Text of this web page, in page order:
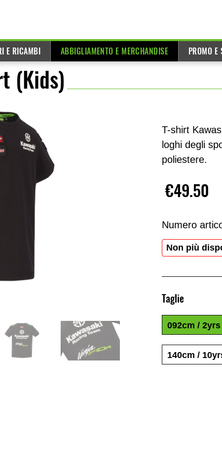
E RICAMBI ABBIGLIAMENTO E MERCHANDISE PROMO E
(Kids)
T-shirt
loghi degli
poliestere.
€49.50
Non più
Taglie
092cm / 2yrs
140cm /
Numero